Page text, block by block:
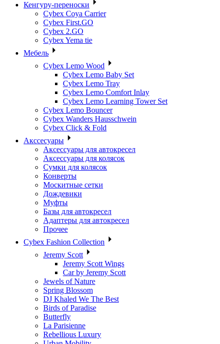
Кенгуру-переноски
Cybex Coya Carrier
Cybex First.GO
Cybex 2.GO
Cybex Yema tie
Мебель
Cybex Lemo Wood
Cybex Lemo Baby Set
Cybex Lemo Tray
Cybex Lemo Comfort Inlay
Cybex Lemo Learning Tower Set
Cybex Lemo Bouncer
Cybex Wanders Hausschwein
Cybex Click & Fold
Акссесуары
Аксессуары для автокресел
Аксессуары для колясок
Сумки для колясок
Конверты
Москитные сетки
Дождевики
Муфты
Базы для автокресел
Адаптеры для автокресел
Прочее
Cybex Fashion Collection
Jeremy Scott
Jeremy Scott Wings
Car by Jeremy Scott
Jewels of Nature
Spring Blossom
DJ Khaled We The Best
Birds of Paradise
Butterfly
La Parisienne
Rebellious Luxury